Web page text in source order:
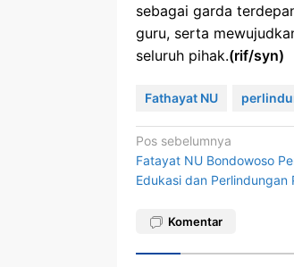
sebagai garda
guru, serta
seluruh pihak.(rif/syn)
Fathayat NU
Navigasi
pos
Pos sebelumnya
Fatayat NU Bondowoso
Edukasi dan Perlindungan
Komentar